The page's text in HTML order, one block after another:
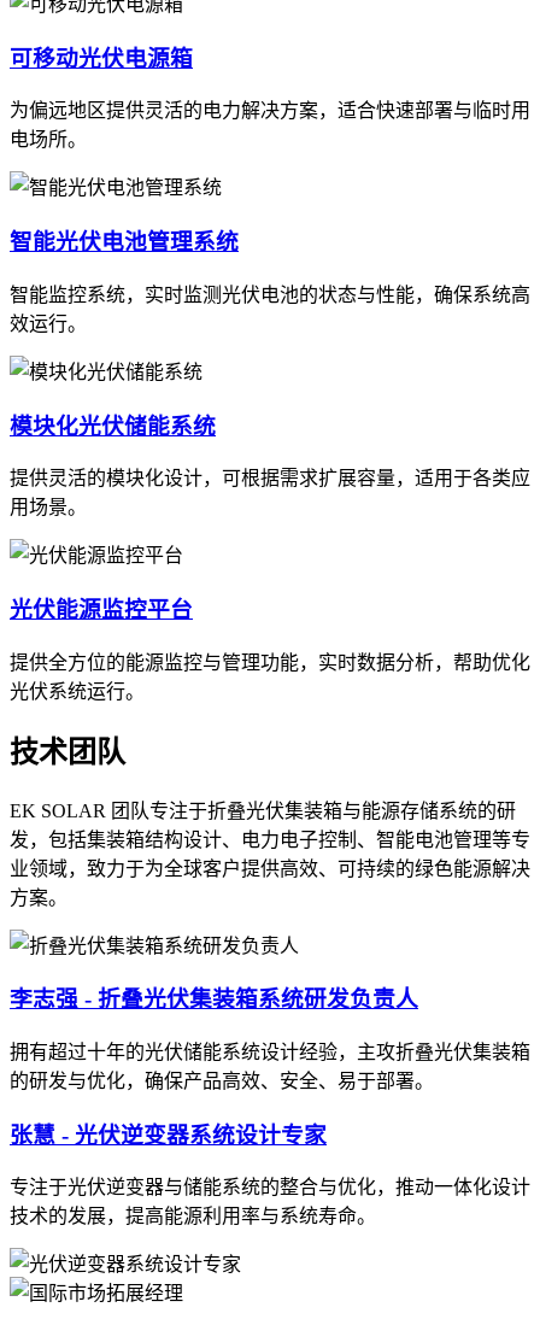
可移动光伏电源箱
为偏远地区提供灵活的电力解决方案，适合快速部署与临时用
电场所。
智能光伏电池管理系统
智能监控系统，实时监测光伏电池的状态与性能，确保系统高
效运行。
模块化光伏储能系统
提供灵活的模块化设计，可根据需求扩展容量，适用于各类应
用场景。
光伏能源监控平台
提供全方位的能源监控与管理功能，实时数据分析，帮助优化
光伏系统运行。
技术团队
EK SOLAR 团队专注于折叠光伏集装箱与能源存储系统的研
发，包括集装箱结构设计、电力电子控制、智能电池管理等专
业领域，致力于为全球客户提供高效、可持续的绿色能源解决
方案。
李志强 - 折叠光伏集装箱系统研发负责人
拥有超过十年的光伏储能系统设计经验，主攻折叠光伏集装箱
的研发与优化，确保产品高效、安全、易于部署。
张慧 - 光伏逆变器系统设计专家
专注于光伏逆变器与储能系统的整合与优化，推动一体化设计
技术的发展，提高能源利用率与系统寿命。